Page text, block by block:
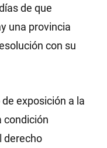
de que
una provincia
con su
exposición a la
condición
derecho